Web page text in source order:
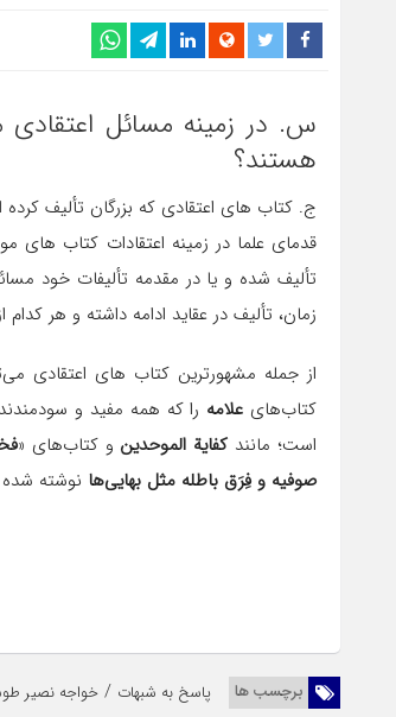
س. در زمينه مسائل اعتقادى
هستند؟
ج. کتاب های اعتقادی که بزرگان تألیف
قدمای علما در زمینه اعتقادات کتاب‌ هاى
تألیف شده و یا در مقدمه تألیفات خود
زمان، تألیف در عقاید ادامه داشته و هر کدام
از جمله مشهورترین کتاب های اعتقادی
کتاب‌هاى علامه را که همه مفید و
است؛ مانند کفایة الموحدین و کتاب‌هاى «
صوفیه و فِرَق باطله مثل بهایى‌ها نوشته شده
برچسب ها پاسخ به شبهات / خواجه نصیر